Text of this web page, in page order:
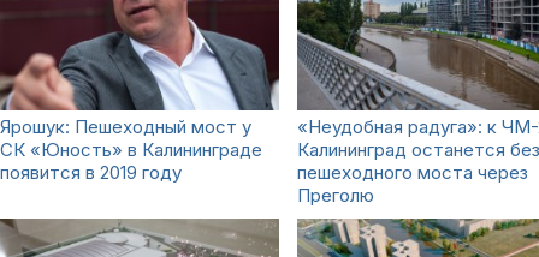
Ярошук: Пешеходный мост у
СК «Юность» в Калининграде
появится в 2019 году
«Неудобная радуга»: к ЧМ-
Калининград останется без
пешеходного моста через
Преголю